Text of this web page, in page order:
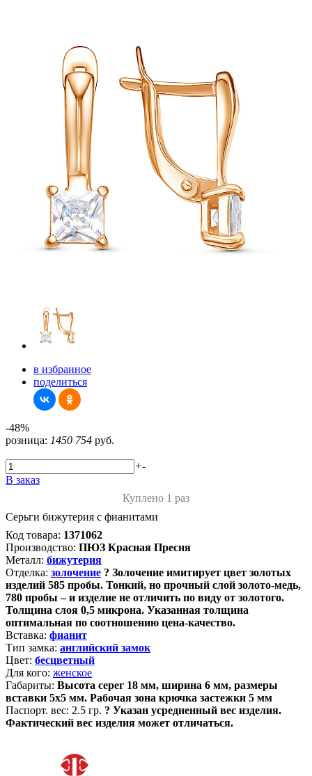
в избранное
поделиться
-48%
розница: 1450 754 руб.
+-
В заказ
Куплено 1 раз
Серьги бижутерия с фианитами
Код товара: 1371062
Производство: ПЮЗ Красная Пресня
Металл: бижутерия
Отделка: золочение ? Золочение имитирует цвет золотых
изделий 585 пробы. Тонкий, но прочный слой золото-медь,
780 пробы – и изделие не отличить по виду от золотого.
Толщина слоя 0,5 микрона. Указанная толщина
оптимальная по соотношению цена-качество.
Вставка: фианит
Тип замка: английский замок
Цвет: бесцветный
Для кого: женское
Габариты: Высота серег 18 мм, ширина 6 мм, размеры
вставки 5х5 мм. Рабочая зона крючка застежки 5 мм
Паспорт. вес: 2.5 гр. ? Указан усредненный вес изделия.
Фактический вес изделия может отличаться.